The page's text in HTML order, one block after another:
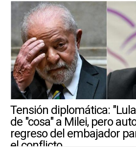
Tensión diplomática:
de "cosa" a Milei, pero
regreso del embajador
el conflicto